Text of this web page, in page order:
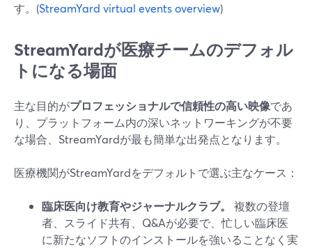
す。(StreamYard virtual events overview)
StreamYardが医療チームのデフォル
トになる場面
主な目的がプロフェッショナルで信頼性の高い映像であ
り、プラットフォーム内の深いネットワーキングが不要
な場合、StreamYardが最も簡単な出発点となります。
医療機関がStreamYardをデフォルトで選ぶ主なケース：
臨床医向け教育やジャーナルクラブ。
複数の登壇
者、スライド共有、Q&Aが必要で、忙しい臨床医
に新たなソフトのインストールを強いることなく実